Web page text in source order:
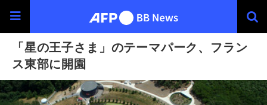
「星の王子さま」のテーマパーク、フラン
ス東部に開園